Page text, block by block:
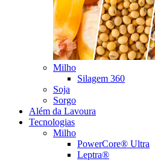
Milho
Silagem 360
Soja
Sorgo
Além da Lavoura
Tecnologias
Milho
PowerCore® Ultra
Leptra®